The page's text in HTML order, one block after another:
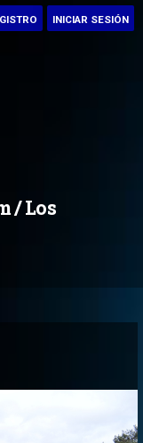
INICIAR SESIÓN
/ Los